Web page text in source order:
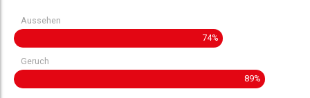
Aussehen
74%
Geruch
89%